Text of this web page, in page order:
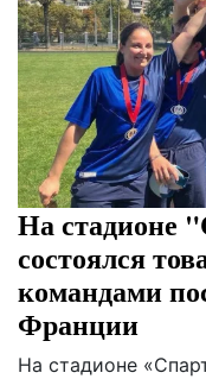
На стадионе
состоялся
командами
Франции
На стадионе